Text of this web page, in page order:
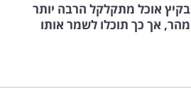
בקיץ אוכל מתקלקל הרבה יותר
מהר, אך כך תוכלו לשמר אותו